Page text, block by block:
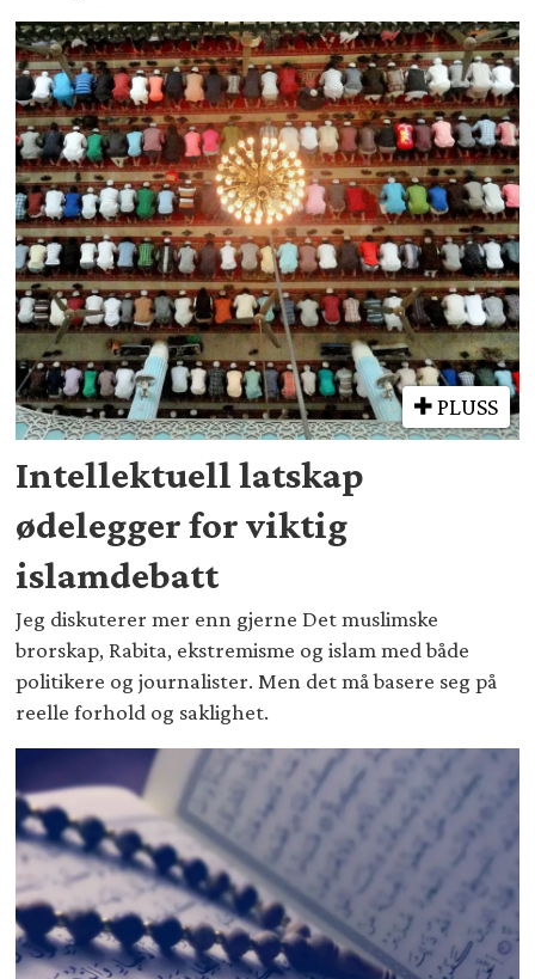
PLUSS
Intellektuell latskap
ødelegger for viktig
islamdebatt
Jeg diskuterer mer enn gjerne Det muslimske
brorskap, Rabita, ekstremisme og islam med både
politikere og journalister. Men det må basere seg på
reelle forhold og saklighet.